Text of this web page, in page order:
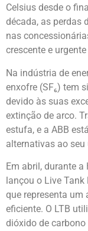
Celsius desde o
década, as perdas
nas
crescente e
Na indústria de
enxofre (SF₆) tem
devido às suas
extinção de arco.
estufa, e a ABB
alternativas ao
Em abril, durante a
lançou o Live Tank
que representa
eficiente. O LTB
dióxido de carbono